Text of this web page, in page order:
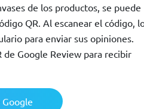
de los productos, se puede
QR. Al escanear el código,
para enviar sus opiniones.
Google Review para recibir